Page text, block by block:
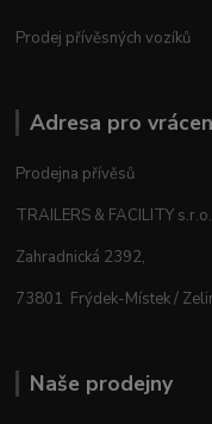
Prodej přívěsných vozíků
Adresa pro
Prodejna přívěsů
TRAILERS & FACILITY s.r.o.
Zahradnická 2392,
73801 Frýdek-Místek /
Naše prodejny